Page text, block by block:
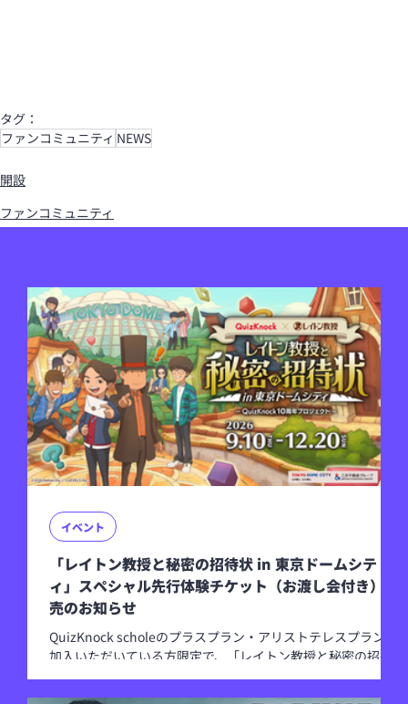
タグ：
ファンコミュニティ NEWS
開設
ファンコミュニティ
「レイトン教授と秘密の招待状 in 東京ドームシテ
ィ」スペシャル先行体験チケット（お渡し会付き）発
売のお知らせ
QuizKnock scholeのプラスプラン・アリストテレスプランに
加入いただいている方限定で、「レイトン教授と秘密の招待
し会付き）を抽選販売することが決定しました！
イベント